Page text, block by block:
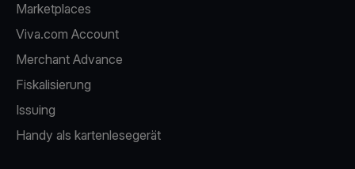
Marketplaces
Viva.com Account
Merchant Advance
Fiskalisierung
Issuing
Handy als kartenlesegerät